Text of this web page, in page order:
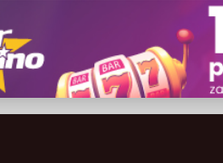
min čtení · Autor: Michaela Kratochvílová